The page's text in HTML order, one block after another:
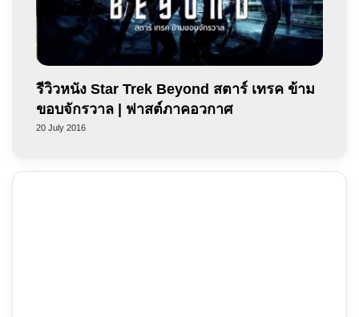
รีวิวหนัง Star Trek Beyond สตาร์ เทรค ข้าม
ขอบจักรวาล | ฟาสต์ภาคอวกาศ
20 July 2016